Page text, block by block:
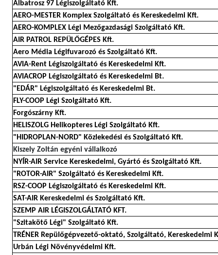
Albatrosz 97 Légiszolgáltató Kft.
AERO-MESTER Komplex Szolgáltató és Kereskedelmi Kft.
AERO-KOMPLEX Légi Mezőgazdasági Szolgáltató Kft.
AIR PATROL REPÜLŐGÉPES Kft.
Aero Média Légifuvarozó és Szolgáltató Kft.
AVIA-Rent Légiszolgáltató és Kereskedelmi Kft.
AVIACROP Légiszolgáltató és Kereskedelmi Bt.
"EDÁR" Légiszolgáltató és Kereskedelmi Bt.
FLY-COOP Légi Szolgáltató Kft.
Forgószárny Kft.
HELISZOLG Helikopteres Légi Szolgáltató Kft.
"HIDROPLAN-NORD" Közlekedési és Szolgáltató Kft.
Kiszely Zoltán egyéni vállalkozó
NYÍR-AIR Service Kereskedelmi, Gyártó és Szolgáltató Kft.
"ROTOR-AIR" Szolgáltató és Kereskedelmi Kft.
RSZ-COOP Légiszolgáltató és Kereskedelmi Kft.
SAT-AIR Kereskedelmi és Szolgáltató Kft.
SZEMP AIR LÉGISZOLGÁLTATÓ KFT.
"Szitakötő Légi" Szolgáltató Kft.
TRÉNER Repülőgépvezető-oktató, Szolgáltató, Kereskedelmi
Urbán Légi Növényvédelmi Kft.